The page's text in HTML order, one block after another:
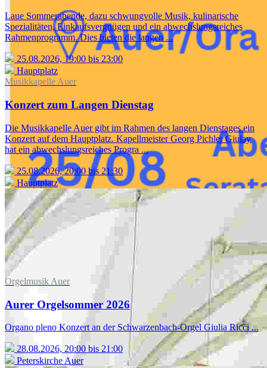
Laue Sommerabende, dazu schwungvolle Musik, kulinarische
Spezialitäten, Einkaufsvergnügen und ein abwechslungsreiches
Rahmenprogramm. Dies bieten die langen ...
25.08.2026, 19:00 bis 23:00
Hauptplatz
Musikkapelle Auer
Konzert zum Langen Dienstag
Die Musikkapelle Auer gibt im Rahmen des langen Dienstages ein
Konzert auf dem Hauptplatz. Kapellmeister Georg Pichler Giulay
hat ein abwechslungsreiches Progra ...
25.08.2026, 20:00 bis 21:30
Hauptplatz
Orgelmusik Auer
Aurer Orgelsommer 2026
Organo pleno Konzert an der Schwarzenbach-Orgel Giulia Ricci ...
28.08.2026, 20:00 bis 21:00
Peterskirche Auer